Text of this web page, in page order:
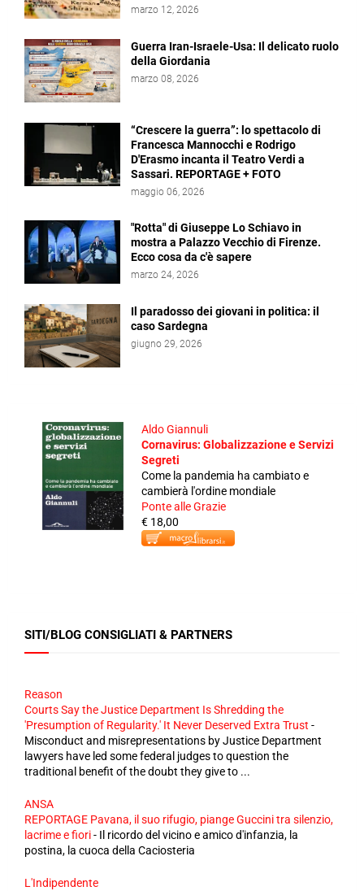
marzo 12, 2026
Guerra Iran-Israele-Usa: Il delicato ruolo
della Giordania
marzo 08, 2026
“Crescere la guerra”: lo spettacolo di
Francesca Mannocchi e Rodrigo
D'Erasmo incanta il Teatro Verdi a
Sassari. REPORTAGE + FOTO
maggio 06, 2026
"Rotta" di Giuseppe Lo Schiavo in
mostra a Palazzo Vecchio di Firenze.
Ecco cosa da c'è sapere
marzo 24, 2026
Il paradosso dei giovani in politica: il
caso Sardegna
giugno 29, 2026
Aldo Giannuli
Cornavirus: Globalizzazione e Servizi
Segreti
Come la pandemia ha cambiato e
cambierà l'ordine mondiale
Ponte alle Grazie
€ 18,00
SITI/BLOG CONSIGLIATI & PARTNERS
Reason
Courts Say the Justice Department Is Shredding the
'Presumption of Regularity.' It Never Deserved Extra Trust -
Misconduct and misrepresentations by Justice Department
lawyers have led some federal judges to question the
traditional benefit of the doubt they give to ...
ANSA
REPORTAGE Pavana, il suo rifugio, piange Guccini tra silenzio,
lacrime e fiori- Il ricordo del vicino e amico d'infanzia, la
postina, la cuoca della Caciosteria
L'Indipendente